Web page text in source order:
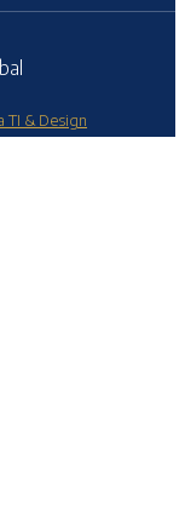
TI & Design